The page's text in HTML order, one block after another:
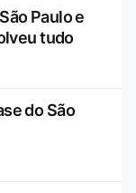
Paulo e
tudo
do São